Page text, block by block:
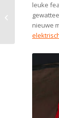
leuke
nieuwe
Handige
lekker in je
auto te slapen